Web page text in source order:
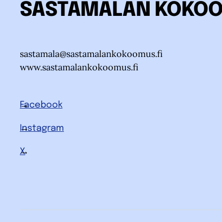
SASTAMALAN
sastamala@sastamalankokoomus.fi
www.sastamalankokoomus.fi
Facebook
Instagram
X